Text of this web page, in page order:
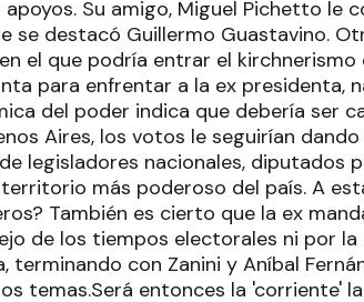
Su amigo, Miguel Pichetto le
se destacó Guillermo Guastavino.
el que podría entrar el kirchnerismo
para enfrentar a la ex presidenta,
del poder indica que debería ser
Aires, los votos le seguirían
legisladores nacionales, diputados
más poderoso del país. A
También es cierto que la ex
de los tiempos electorales ni por
terminando con Zanini y Aníbal
temas.Será entonces la 'corriente'